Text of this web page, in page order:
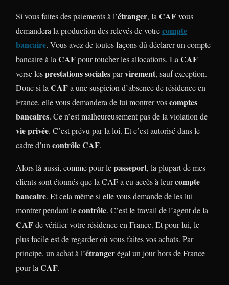
Si vous faites des paiements à l’étranger, la CAFvous
demandera la production des relevés de votrecompte
bancaire. Vous avez de toutes façons dû déclarer un compte
bancaire à la CAFpour toucher les allocations. La CAF
verse lesprestations socialesparvirement, sauf exception.
Donc si la CAFa une suspicion d’absence de résidence en
France, elle vous demandera de lui montrer voscomptes
bancaires. Ce n’est malheureusement pas de la violation de
vie privée. C’est prévu par la loi. Et c’est autorisé dans le
cadre d’un contrôle CAF.
Alors là aussi, comme pour lepasseport, la plupart de mes
clients sont étonnés que la CAF a eu accès à leurcompte
bancaire. Et cela même si elle vous demande de les lui
montrer pendant lecontrôle. C’est le travail de l’agent de la
CAFde vérifier votre résidence en France. Et pour lui, le
plus facile est de regarder où vous faites vos achats. Par
principe, un achat à l’étrangerégal un jour hors de France
pour la CAF.